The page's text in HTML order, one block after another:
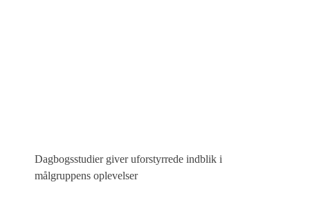
Dagbogsstudier giver uforstyrrede indblik i
målgruppens oplevelser